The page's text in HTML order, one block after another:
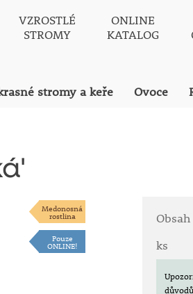
VZROSTLÉ
STROMY
ONLINE
KATALOG
stromy a keře Ovoce
Medonosná
rostlina
Pouze
ONLINE!
ks